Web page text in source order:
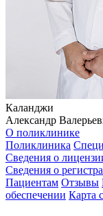
Каланджи
Александр
О поликлинике
Поликлиника
Сведения о
Сведения о
Пациентам Отзывы
обеспечении Карта